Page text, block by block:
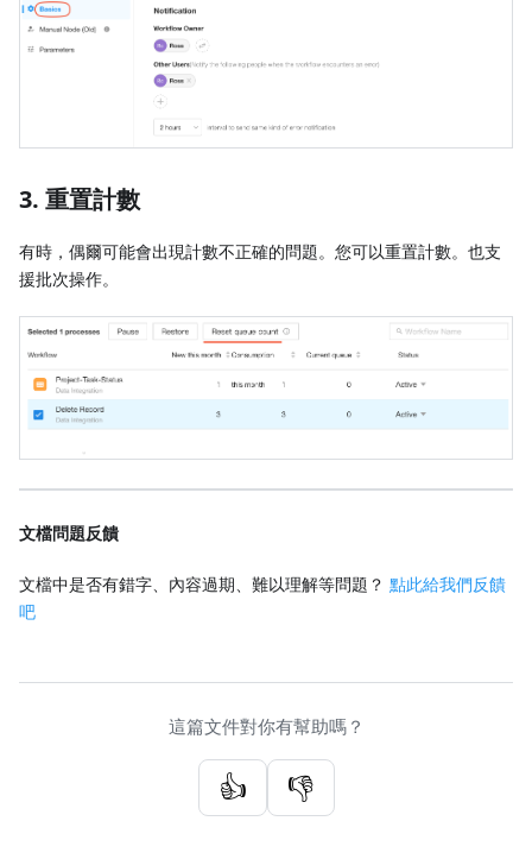
3. 重置計數
有時，偶爾可能會出現計數不正確的問題。您可以重置計數。也支
援批次操作。
文檔問題反饋
文檔中是否有錯字、內容過期、難以理解等問題？ 點此給我們反饋
吧
這篇文件對你有幫助嗎？
👍 👎